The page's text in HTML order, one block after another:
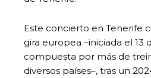
Este concierto en Tenerife
gira europea –iniciada el 13
compuesta por más de
diversos países–, tras un